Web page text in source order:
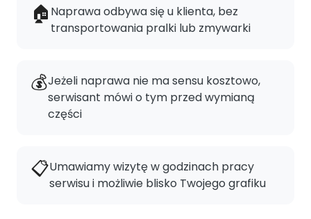
🏠 Naprawa odbywa się u klienta, bez
transportowania pralki lub zmywarki
💰Jeżeli naprawa nie ma sensu kosztowo,
serwisant mówi o tym przed wymianą
części
📋Umawiamy wizytę w godzinach pracy
serwisu i możliwie blisko Twojego grafiku